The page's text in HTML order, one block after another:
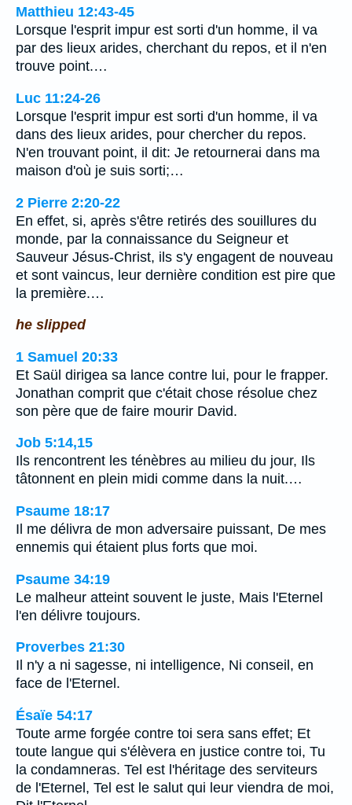
Matthieu 12:43-45
Lorsque l'esprit impur est sorti d'un homme, il va
par des lieux arides, cherchant du repos, et il n'en
trouve point.…
Luc 11:24-26
Lorsque l'esprit impur est sorti d'un homme, il va
dans des lieux arides, pour chercher du repos.
N'en trouvant point, il dit: Je retournerai dans ma
maison d'où je suis sorti;…
2 Pierre 2:20-22
En effet, si, après s'être retirés des souillures du
monde, par la connaissance du Seigneur et
Sauveur Jésus-Christ, ils s'y engagent de nouveau
et sont vaincus, leur dernière condition est pire que
la première.…
he slipped
1 Samuel 20:33
Et Saül dirigea sa lance contre lui, pour le frapper.
Jonathan comprit que c'était chose résolue chez
son père que de faire mourir David.
Job 5:14,15
Ils rencontrent les ténèbres au milieu du jour, Ils
tâtonnent en plein midi comme dans la nuit.…
Psaume 18:17
Il me délivra de mon adversaire puissant, De mes
ennemis qui étaient plus forts que moi.
Psaume 34:19
Le malheur atteint souvent le juste, Mais l'Eternel
l'en délivre toujours.
Proverbes 21:30
Il n'y a ni sagesse, ni intelligence, Ni conseil, en
face de l'Eternel.
Ésaïe 54:17
Toute arme forgée contre toi sera sans effet; Et
toute langue qui s'élèvera en justice contre toi, Tu
la condamneras. Tel est l'héritage des serviteurs
de l'Eternel, Tel est le salut qui leur viendra de moi,